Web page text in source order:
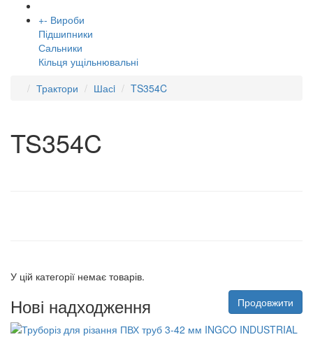
+- Вироби
Підшипники
Сальники
Кільця ущільнювальні
Трактори
Шасi TS354C
TS354C
У цій категорії немає товарів.
Продовжити
Нові надходження